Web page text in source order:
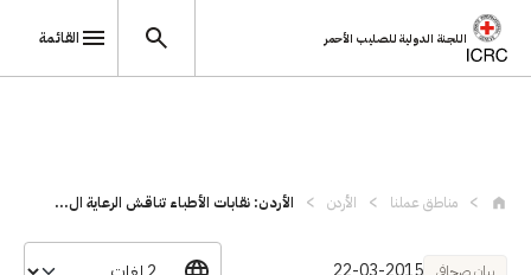
اللجنة الدولية للصليب الأحمر القائمة
مناطق عملنا الأردن الأردن: نقابات الأطباء تناقش الرعاية ال...